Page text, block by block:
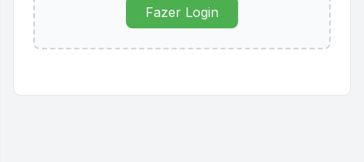
Fazer Login